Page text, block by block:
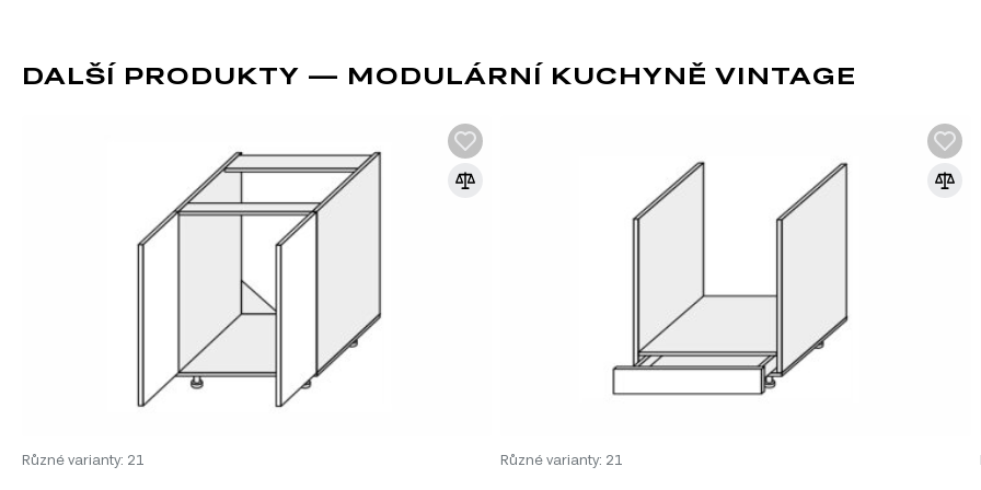
Tento produkt je sestavou, která se skládá z následujících prvků:
Informace o sérii nábytku
Tento produkt je součástí modulového systému Modulární kuchyně Vintage, který zahrnuje celkem 231 produktů. Můžete
pomohou vytvořit dokonalou kuchyň:
MDF
MDF je jedním z nejoblíbenějších
pryskyřic. Díky svým vlastnostem se
DALŠÍ PRODUKTY — MODULÁRNÍ KUCHYNĚ VINTAGE
Různé varianty: 21 Různé varianty: 21